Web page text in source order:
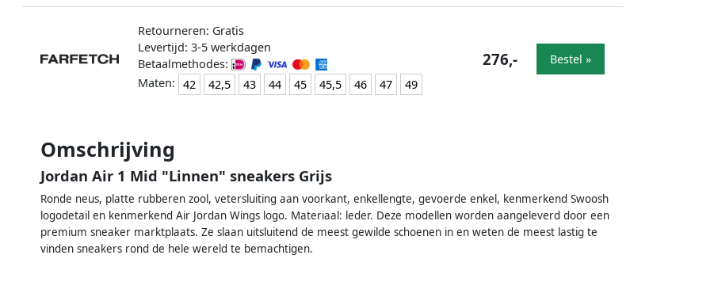
Retourneren: Gratis
Levertijd: 3-5 werkdagen
Betaalmethodes:
Maten: 42 42,5 43 44 45 45,5 46 47 49
276,- Bestel »
Omschrijving
Jordan Air 1 Mid "Linnen" sneakers Grijs
Ronde neus, platte rubberen zool, vetersluiting aan voorkant, enkellengte, gevoerde enkel, kenmerkend Swoosh
logodetail en kenmerkend Air Jordan Wings logo. Materiaal: leder. Deze modellen worden aangeleverd door een
premium sneaker marktplaats. Ze slaan uitsluitend de meest gewilde schoenen in en weten de meest lastig te
vinden sneakers rond de hele wereld te bemachtigen.